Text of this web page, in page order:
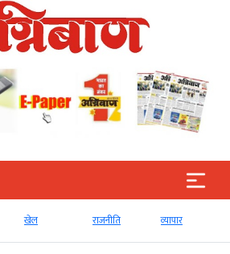
व्‍यापार टेक्‍नोलॉजी